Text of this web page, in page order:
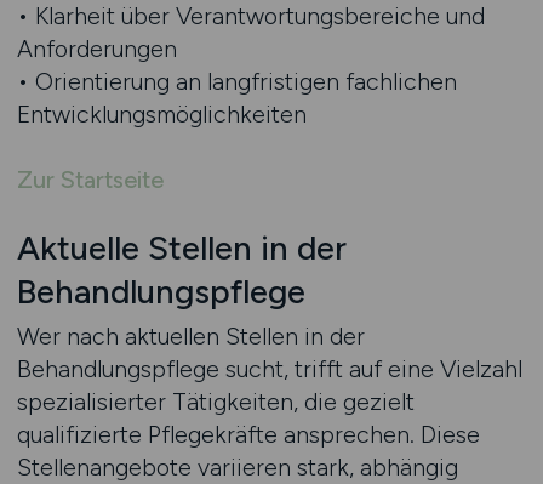
• Klarheit über Verantwortungsbereiche und
Anforderungen
• Orientierung an langfristigen fachlichen
Entwicklungsmöglichkeiten
Zur Startseite
Aktuelle Stellen in der
Behandlungspflege
Wer nach aktuellen Stellen in der
Behandlungspflege sucht, trifft auf eine Vielzahl
spezialisierter Tätigkeiten, die gezielt
qualifizierte Pflegekräfte ansprechen. Diese
Stellenangebote variieren stark, abhängig